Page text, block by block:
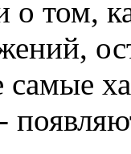
о том,